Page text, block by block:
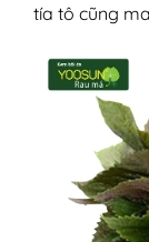
tía tô cũng